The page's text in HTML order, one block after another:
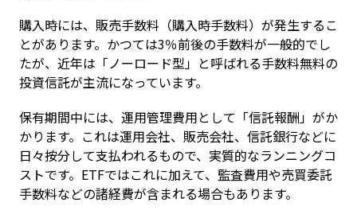
購入時には、販売手数料（購入時手数料）が発生するこ
とがあります。かつては3％前後の手数料が一般的でし
たが、近年は「ノーロード型」と呼ばれる手数料無料の
投資信託が主流になっています。
保有期間中には、運用管理費用として「信託報酬」がか
かります。これは運用会社、販売会社、信託銀行などに
日々按分して支払われるもので、実質的なランニングコ
ストです。ETFではこれに加えて、監査費用や売買委託
手数料などの諸経費が含まれる場合もあります。